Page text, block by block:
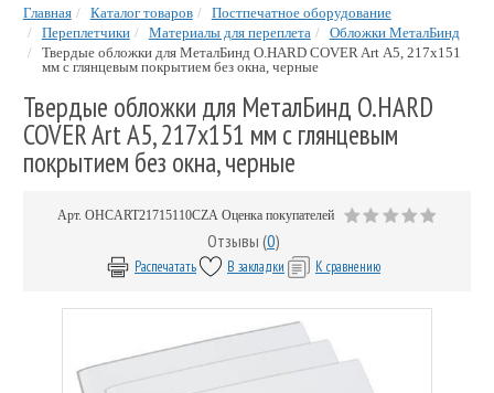
Главная Каталог товаров
Постпечатное оборудование
Переплетчики
Материалы для переплета
Обложки МеталБинд
Твердые обложки для МеталБинд O.HARD COVER Art А5, 217х151
мм с глянцевым покрытием без окна, черные
Твердые обложки для МеталБинд O.HARD
COVER Art А5, 217х151 мм с глянцевым
покрытием без окна, черные
Арт. OHCART21715110CZA Оценка покупателей
Отзывы (0)
Распечатать В закладки К сравнению